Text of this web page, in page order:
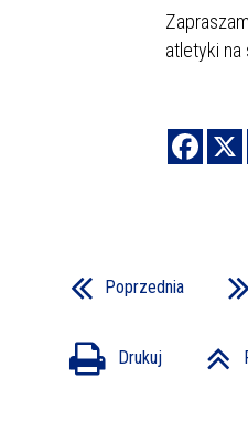
atletyki na
Poprzednia
Drukuj